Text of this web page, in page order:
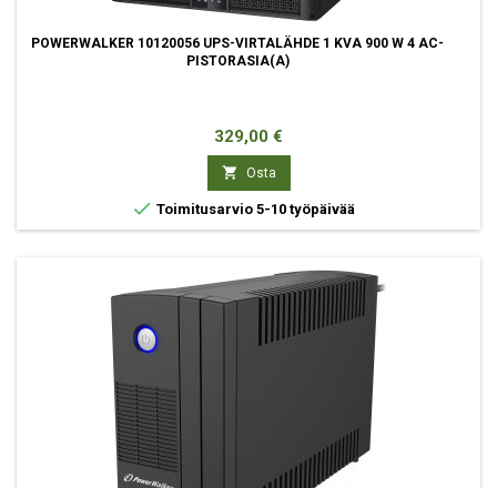
POWERWALKER 10120056 UPS-VIRTALÄHDE 1 KVA 900 W 4 AC-
PISTORASIA(A)
Hinta
329,00 €
 Osta
 Toimitusarvio 5-10 työpäivää